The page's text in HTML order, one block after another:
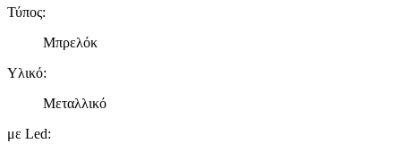
Τύπος:
Μπρελόκ
Υλικό:
Μεταλλικό
με Led: